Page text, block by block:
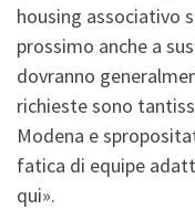
housing associativo
prossimo anche a
dovranno
richieste sono
Modena e
fatica di equipe
qui».